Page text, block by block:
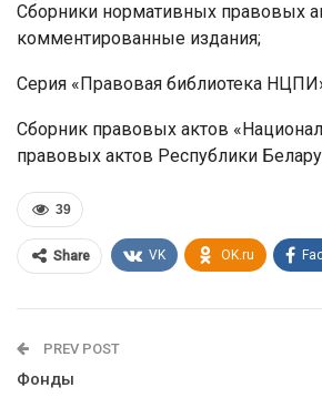
Сборники нормативных правовых
комментированные издания;
Серия «Правовая библиотека
Сборник правовых актов
правовых актов Республики
39
Share VK OK.ru
PREV POST
Фонды